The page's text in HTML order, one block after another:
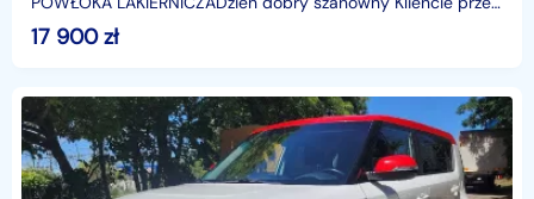
przyjazdem proszę o kontakt telefoniczny ze względu na czę
17 900zł